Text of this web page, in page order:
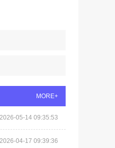
MORE+
2026-05-14 09:35:53
2026-04-17 09:39:36